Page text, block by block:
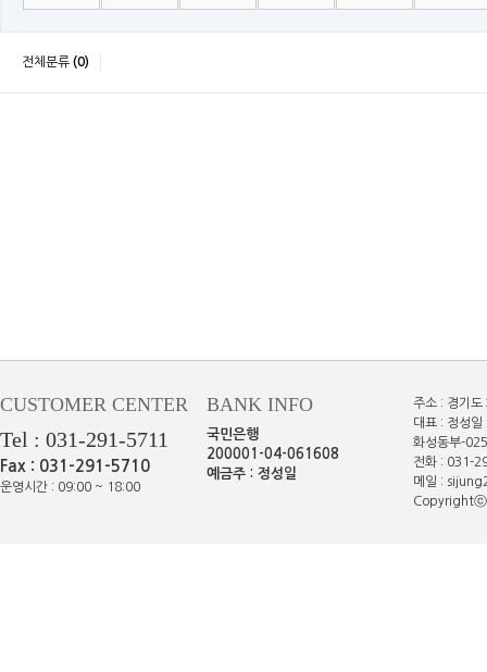
전체분류 (0)
CUSTOMER CENTER
Tel : 031-291-5711
Fax : 031-291-5710
운영시간 : 09:00 ~ 18:00
BANK INFO
국민은행
200001-04-061608
예금주 : 정성일
주소 : 경기
대표 : 정성
화성동부-
전화 : 031-
메일 :